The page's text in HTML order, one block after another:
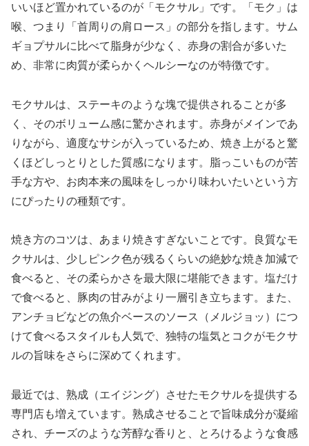
いいほど置かれているのが「モクサル」です。「モク」は
喉、つまり「首周りの肩ロース」の部分を指します。サム
ギョプサルに比べて脂身が少なく、赤身の割合が多いた
め、非常に肉質が柔らかくヘルシーなのが特徴です。
モクサルは、ステーキのような塊で提供されることが多
く、そのボリューム感に驚かされます。赤身がメインであ
りながら、適度なサシが入っているため、焼き上がると驚
くほどしっとりとした質感になります。脂っこいものが苦
手な方や、お肉本来の風味をしっかり味わいたいという方
にぴったりの種類です。
焼き方のコツは、あまり焼きすぎないことです。良質なモ
クサルは、少しピンク色が残るくらいの絶妙な焼き加減で
食べると、その柔らかさを最大限に堪能できます。塩だけ
で食べると、豚肉の甘みがより一層引き立ちます。また、
アンチョビなどの魚介ベースのソース（メルジョッ）につ
けて食べるスタイルも人気で、独特の塩気とコクがモクサ
ルの旨味をさらに深めてくれます。
最近では、熟成（エイジング）させたモクサルを提供する
専門店も増えています。熟成させることで旨味成分が凝縮
され、チーズのような芳醇な香りと、とろけるような食感